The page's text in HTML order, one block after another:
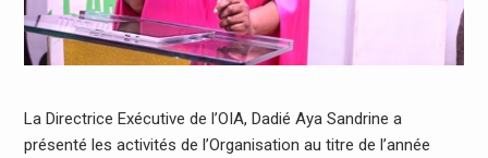
La Directrice Exécutive de l’OIA, Dadié Aya Sandrine a
présenté les activités de l’Organisation au titre de l’année